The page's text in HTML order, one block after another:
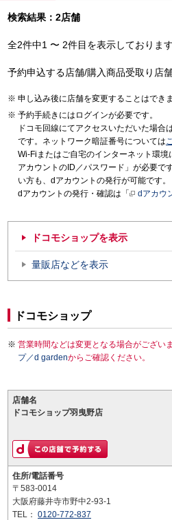
検索結果：2店舗
全2件中1 〜 2件目を表示しておりま
予約申込する店舗/購入商品受取り店
申し込み後に店舗を変更することはできま
予約手続きにはログインが必要です。
ドコモ回線にてアクセスいただいた場合
です。ネットワーク暗証番号については
Wi-Fiまたはご自宅のインターネット環
アカウントのID／パスワード」が必要で
い方も、dアカウントの発行が可能です。
dアカウントの発行・確認は「
dアカウ
ドコモショップを表示
量販店などを表示
ドコモショップ
営業時間などは変更となる場合がござい
プ／d gardenからご確認ください。
店舗名
ドコモショップ羽曳野店
住所/電話番号
〒583-0014
大阪府藤井寺市野中2-93-1
TEL： 0120-772-837